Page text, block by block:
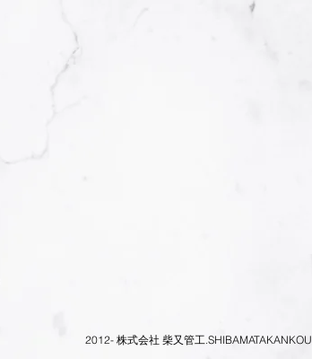
2012- 株式会社 柴又管工.SHIBAMATAKANKOU